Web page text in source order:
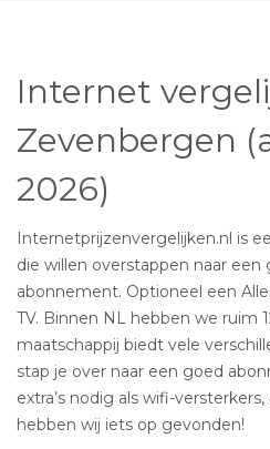
Internet
Zevenbergen
2026)
Internetprijzenvergelijken.nl is
die willen overstappen naar
abonnement. Optioneel een
TV. Binnen NL hebben we ruim
maatschappij biedt vele
stap je over naar een goed
extra’s nodig als wifi-
hebben wij iets op gevonden!